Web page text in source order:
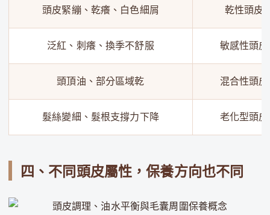
頭皮緊繃、乾癢、白色細屑 乾性頭皮
泛紅、刺癢、換季不舒服 敏感性頭皮
頭頂油、部分區域乾 混合性頭皮
髮絲變細、髮根支撐力下降 老化型頭皮
四、不同頭皮屬性，保養方向也不同